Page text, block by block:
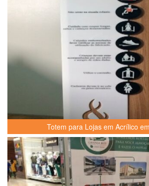
Totem para Lojas em Acrílico